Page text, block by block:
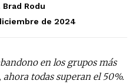
Brad Rodu
de 2024
en los grupos más
ahora todas superan el 50%.